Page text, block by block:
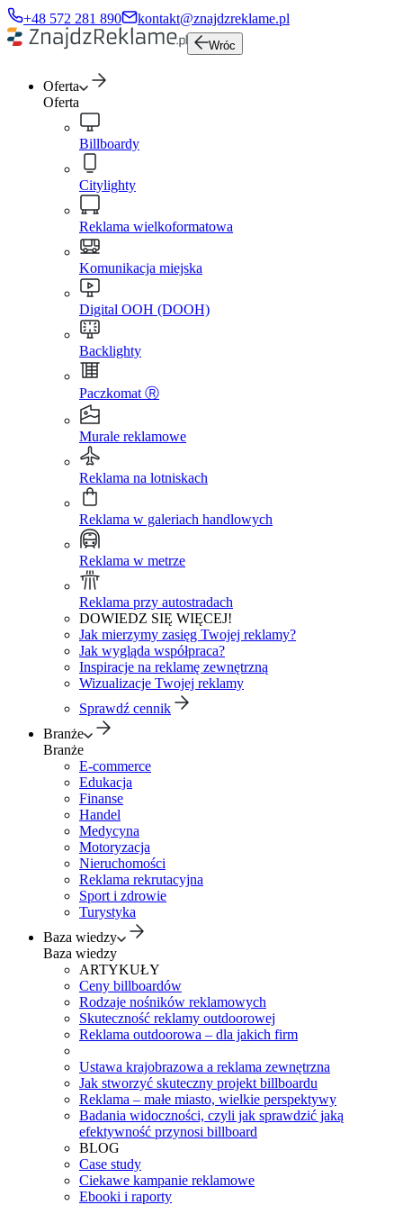
+48 572 281 890 kontakt@znajdzreklame.pl
Wróc
Oferta
Oferta
Billboardy
Citylighty
Reklama wielkoformatowa
Komunikacja miejska
Digital OOH (DOOH)
Backlighty
Paczkomat Ⓡ
Murale reklamowe
Reklama na lotniskach
Reklama w galeriach handlowych
Reklama w metrze
Reklama przy autostradach
DOWIEDZ SIĘ WIĘCEJ!
Jak mierzymy zasięg Twojej reklamy?
Jak wygląda współpraca?
Inspiracje na reklamę zewnętrzną
Wizualizacje Twojej reklamy
Sprawdź cennik
Branże
Branże
E-commerce
Edukacja
Finanse
Handel
Medycyna
Motoryzacja
Nieruchomości
Reklama rekrutacyjna
Sport i zdrowie
Turystyka
Baza wiedzy
Baza wiedzy
ARTYKUŁY
Ceny billboardów
Rodzaje nośników reklamowych
Skuteczność reklamy outdoorowej
Reklama outdoorowa – dla jakich firm
Ustawa krajobrazowa a reklama zewnętrzna
Jak stworzyć skuteczny projekt billboardu
Reklama – małe miasto, wielkie perspektywy
Badania widoczności, czyli jak sprawdzić jaką
efektywność przynosi billboard
BLOG
Case study
Ciekawe kampanie reklamowe
Ebooki i raporty